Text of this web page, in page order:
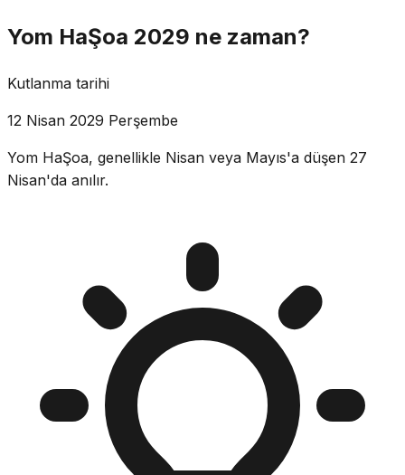
Yom HaŞoa 2029 ne zaman?
Kutlanma tarihi
12 Nisan 2029 Perşembe
Yom HaŞoa, genellikle Nisan veya Mayıs'a düşen 27
Nisan'da anılır.